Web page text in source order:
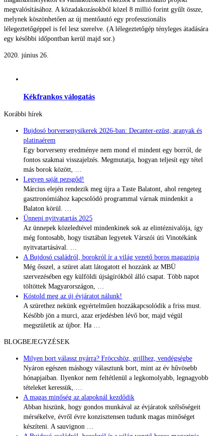
megvalósításához. A közadakozásokból közel 8 millió forint gyűlt össze,
melynek köszönhetően az új mentőautó egy professzionális
lélegeztetőgéppel is fel lesz szerelve. (A lélegeztetőgép tényleges átadására
egy későbbi időpontban kerül majd sor.)
2020. június 26.
Kékfrankos válogatás
Korábbi hírek
Bujdosó borversenysikerek 2026-ban: Decanter-ezüst, aranyak és
platinaérem
Egy borverseny eredménye nem mond el mindent egy borról, de
fontos szakmai visszajelzés. Megmutatja, hogyan teljesít egy tétel
más borok között, …
Legyen saját pezsgőd!
Március elején rendezik meg újra a Taste Balatont, ahol rengeteg
gasztronómiához kapcsolódó programmal várnak mindenkit a
Balaton körül. …
Ünnepi nyitvatartás 2025
Az ünnepek közeledtével mindenkinek sok az elintéznivalója, így
még fontosabb, hogy tisztában legyetek Várszói úti Vinotékánk
nyitvatartásával. …
A Bujdosó családról, borokról ír a világ vezető boros magazinja
Még ősszel, a szüret alatt látogatott el hozzánk az MBÜ
szervezésében egy külföldi újságírókból álló csapat. Több napot
töltöttek Magyarországon, …
Kóstold meg az új évjáratot nálunk!
A szürethez nekünk egyértelműen hozzákapcsolódik a friss must.
Később jön a murci, azaz erjedésben lévő bor, majd végül
megszületik az újbor. Ha …
BLOGBEJEGYZÉSEK
Milyen bort válassz nyárra? Fröccshöz, grillhez, vendégségbe
Nyáron egészen máshogy választunk bort, mint az év hűvösebb
hónapjaiban. Ilyenkor nem feltétlenül a legkomolyabb, legnagyobb
tételeket keressük, …
A magas minőség az alapoknál kezdődik
Abban hiszünk, hogy gondos munkával az évjáratok szélsőségeit
mérsékelve, évről évre konzisztensen tudunk magas minőséget
készíteni. A sauvignon …